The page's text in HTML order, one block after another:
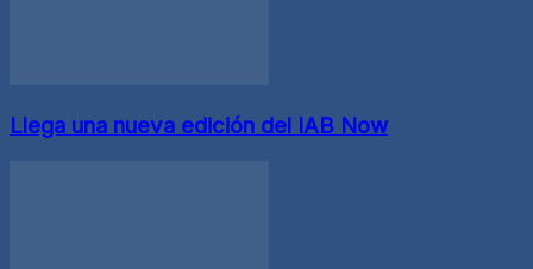
Llega una nueva edición del IAB Now